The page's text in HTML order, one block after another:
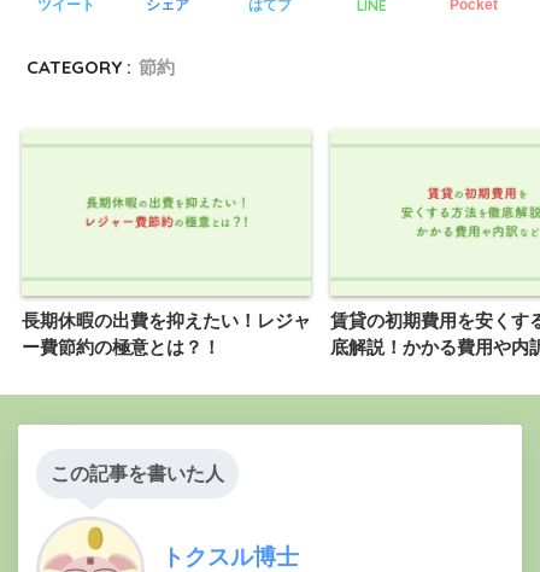
ツイート シェア はてブ LINE Pocket
CATEGORY : 節約
長期休暇の出費を抑えたい！レジャ
ー費節約の極意とは？！
賃貸の初期費用を安くす
底解説！かかる費用や内
この記事を書いた人
トクスル博士